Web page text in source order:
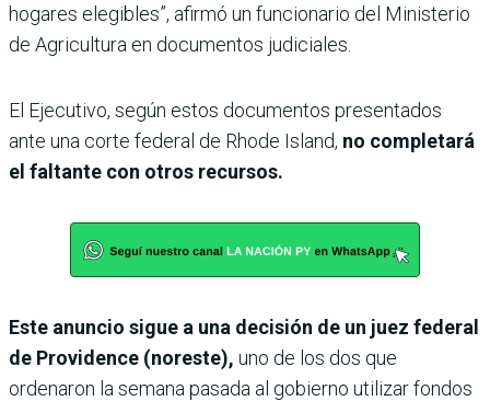
hogares elegibles”, afirmó un funcionario del Ministerio
de Agricultura en documentos judiciales.
El Ejecutivo, según estos documentos presentados
ante una corte federal de Rhode Island, no completará
el faltante con otros recursos.
Este anuncio sigue a una decisión de un juez federal
de Providence (noreste), uno de los dos que
ordenaron la semana pasada al gobierno utilizar fondos